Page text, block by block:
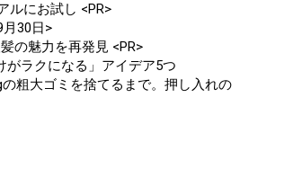
ルにお試し <PR>
30日>
の魅力を再発見 <PR>
ラクになる」アイデア5つ
粗大ゴミを捨てるまで。押し入れの